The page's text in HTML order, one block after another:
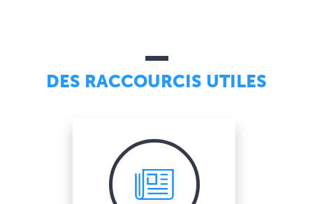
DES RACCOURCIS UTILES